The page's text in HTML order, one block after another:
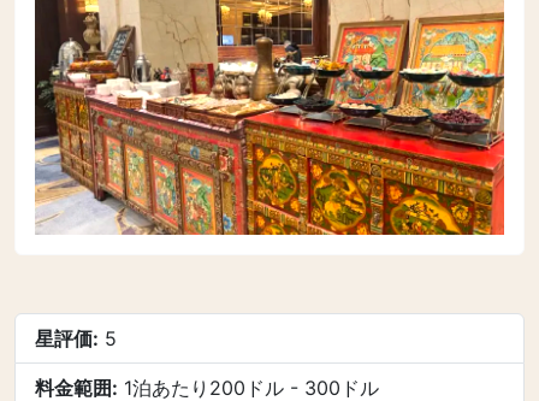
星評価: 5
料金範囲: 1泊あたり200ドル - 300ドル